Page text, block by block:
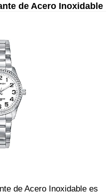
de Acero Inoxidable
de Acero Inoxidable es